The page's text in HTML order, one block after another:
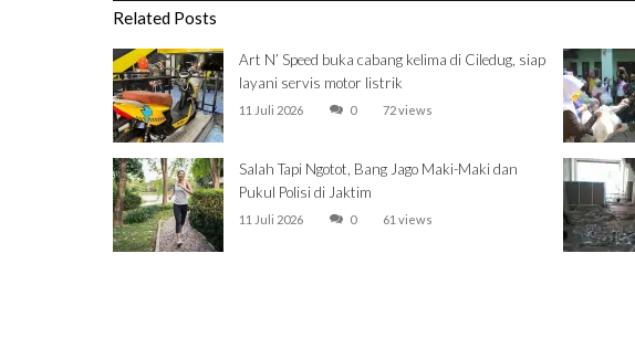
Related Posts
Art N’ Speed buka cabang kelima di Ciledug, siap
layani servis motor listrik
11 Juli 2026 0 72 views
Salah Tapi Ngotot, Bang Jago Maki-Maki dan
Pukul Polisi di Jaktim
11 Juli 2026 0 61 views